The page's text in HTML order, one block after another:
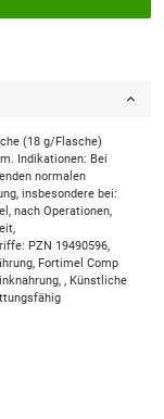
(18 g/Flasche)
Indikationen: Bei
normalen
insbesondere bei:
nach Operationen,
PZN 19490596,
Fortimel Comp
, Künstliche